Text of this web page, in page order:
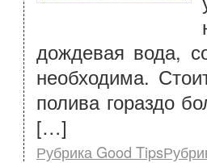
дождевая вода,
необходима.
полива гораздо
[…]
Рубрика Good